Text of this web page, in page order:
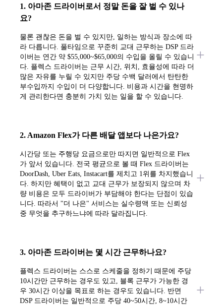
1. 아마존 드라이버로서 정말 돈을 잘 벌 수 있나
요?
물론 괜찮은 돈을 벌 수 있지만, 일하는 방식과 장소에 따
라 다릅니다. 풀타임으로 꾸준히 교대 근무하는 DSP 드라
이버는 연간 약 $55,000~$65,000의 수입을 올릴 수 있습니
다. 플렉스 드라이버는 근무 시간, 위치, 효율성에 따라 더
많은 자유를 누릴 수 있지만 주당 수백 달러에서 탄탄한
부수입까지 수입이 더 다양합니다. 비용과 시간을 현명하
게 관리한다면 충분히 가치 있는 일을 할 수 있습니다.
2. Amazon Flex가 다른 배달 앱보다 나은가요?
시간당 또는 주행당 요금으로만 따지면 일반적으로 Flex
가 앞서 있습니다. 전국 평균으로 볼 때 Flex 드라이버는
DoorDash, Uber Eats, Instacart를 제치고 1위를 차지했습니
다. 하지만 혜택이 없고 교대 근무가 보장되지 않으며 차
량 비용은 모두 드라이버가 부담해야 한다는 단점이 있습
니다. 따라서 "더 나은" 서비스는 실수령액 또는 신뢰성
중 무엇을 추구하느냐에 따라 달라집니다.
3. 아마존 드라이버는 몇 시간 근무하나요?
플렉스 드라이버는 스스로 스케줄을 정하기 때문에 주당
10시간만 근무하는 경우도 있고, 블록 근무가 가능한 경
우 30시간 이상을 목표로 하는 경우도 있습니다. 반면
DSP 드라이버는 일반적으로 주당 40~50시간, 8~10시간